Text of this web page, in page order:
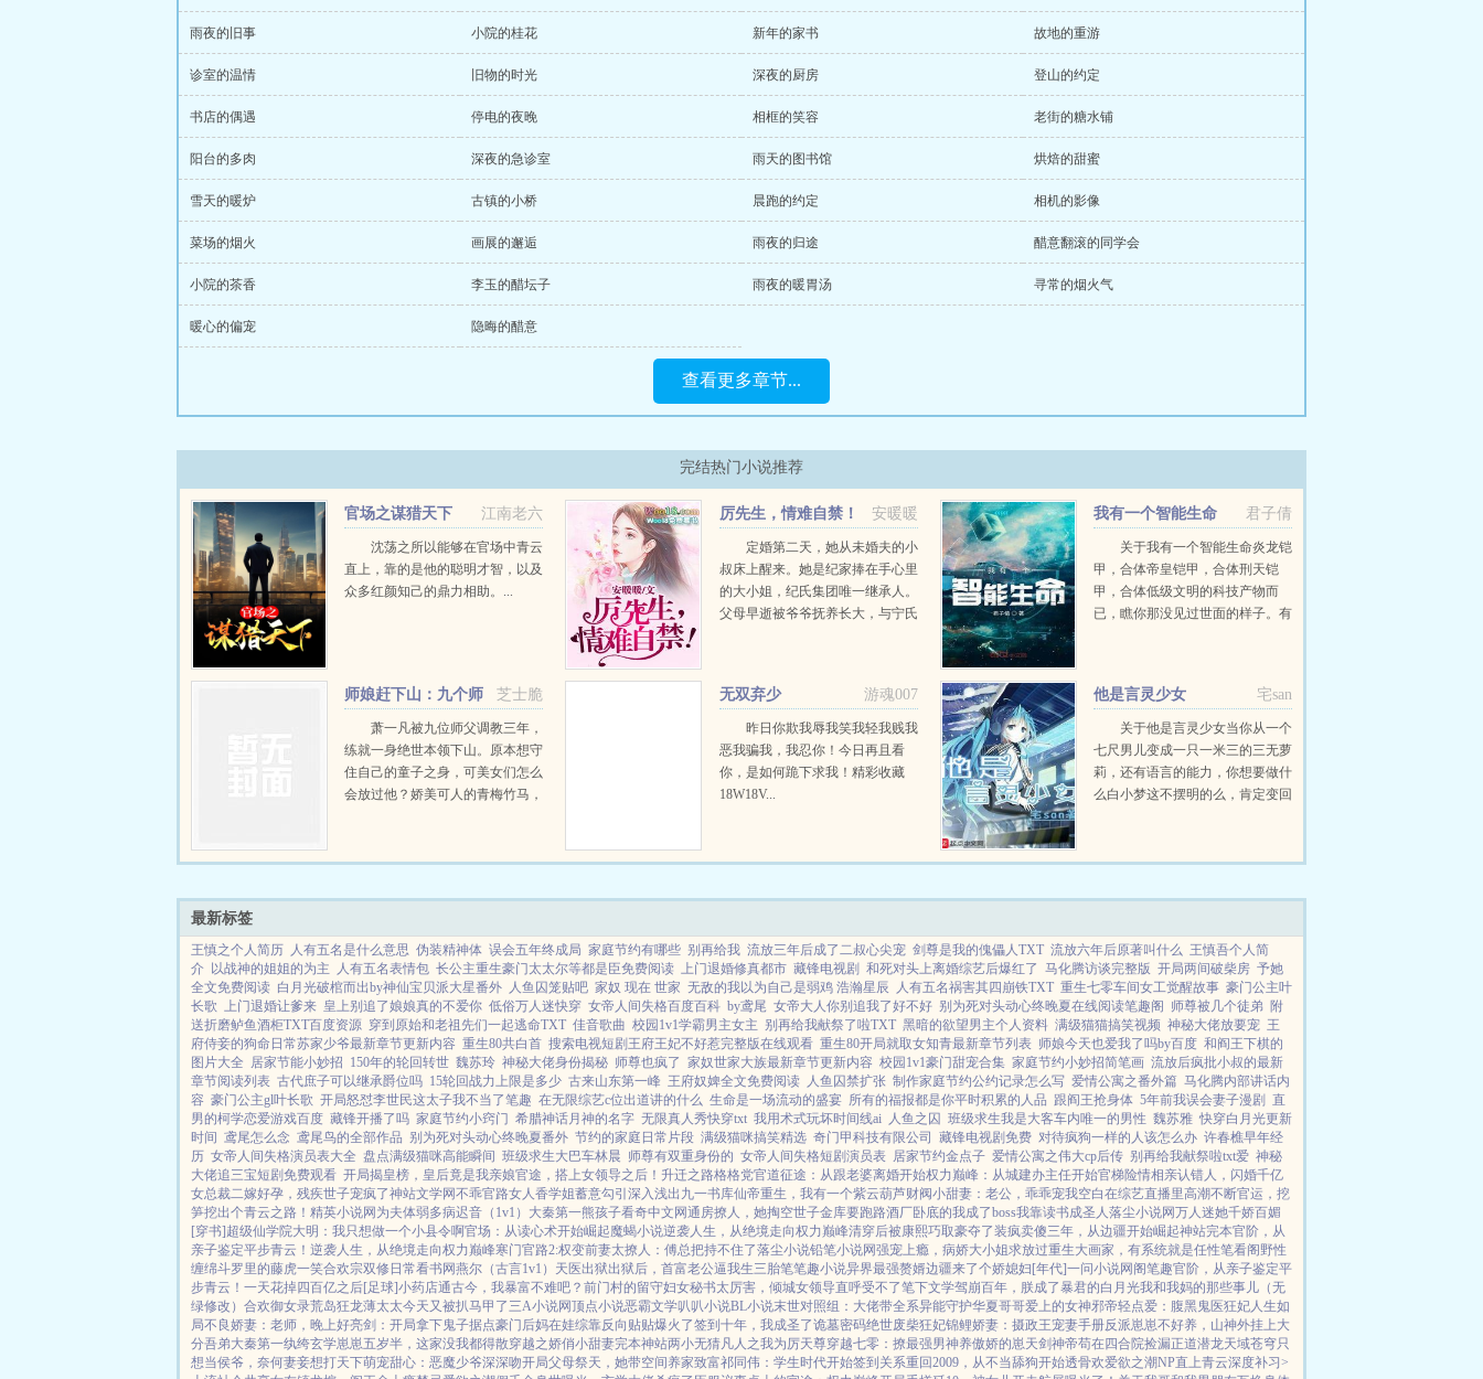
雨夜的旧事 小院的桂花 新年的家书 故地的重游
诊室的温情 旧物的时光 深夜的厨房 登山的约定
书店的偶遇 停电的夜晚 相框的笑容 老街的糖水铺
阳台的多肉 深夜的急诊室 雨天的图书馆 烘焙的甜蜜
雪天的暖炉 古镇的小桥 晨跑的约定 相机的影像
菜场的烟火 画展的邂逅 雨夜的归途 醋意翻滚的同学会
小院的茶香 李玉的醋坛子 雨夜的暖胃汤 寻常的烟火气
暖心的偏宠 隐晦的醋意
查看更多章节...
完结热门小说推荐
江南老六
官场之谋猎天下
沈荡之所以能够在官场中青云
直上，靠的是他的聪明才智，以及
众多红颜知己的鼎力相助。...
安暖暖
厉先生，情难自禁！
定婚第二天，她从未婚夫的小
叔床上醒来。她是纪家捧在手心里
的大小姐，纪氏集团唯一继承人。
父母早逝被爷爷抚养长大，与宁氏
为人生系统出了BUG！原本...
君子倩
我有一个智能生命
关于我有一个智能生命炎龙铠
甲，合体帝皇铠甲，合体刑天铠
甲，合体低级文明的科技产物而
已，瞧你那没见过世面的样子。有
芝士脆
师娘赶下山：九个师
姐绝色倾城
萧一凡被九位师父调教三年，
练就一身绝世本领下山。原本想守
住自己的童子之身，可美女们怎么
会放过他？娇美可人的青梅竹马，
城师姐！完蛋了，我被美女包围
游魂007
无双弃少
昨日你欺我辱我笑我轻我贱我
恶我骗我，我忍你！今日再且看
你，是如何跪下求我！精彩收藏
18W18V...
宅san
他是言灵少女
关于他是言灵少女当你从一个
七尺男儿变成一只一米三的三无萝
莉，还有语言的能力，你想要做什
么白小梦这不摆明的么，肯定变回
最新标签
王慎之个人简历 人有五名是什么意思 伪装精神体 误会五年终成局 家庭节约有哪些 别再给我 流放三年后成了二叔心尖宠 剑尊是我的傀儡人TXT 流放六年后原著叫什么 王慎吾个人简
介 以战神的姐姐的为主 人有五名表情包 长公主重生豪门太太尔等都是臣免费阅读 上门退婚修真都市 藏锋电视剧 和死对头上离婚综艺后爆红了 马化腾访谈完整版 开局两间破柴房 予她
全文免费阅读 白月光破棺而出by神仙宝贝派大星番外 人鱼囚笼贴吧 家奴 现在 世家 无敌的我以为自己是弱鸡 浩瀚星辰 人有五名祸害其四崩铁TXT 重生七零车间女工觉醒故事 豪门公主叶
长歌 上门退婚让爹来 皇上别追了娘娘真的不爱你 低俗万人迷快穿 女帝人间失格百度百科 by鸢尾 女帝大人你别追我了好不好 别为死对头动心终晚夏在线阅读笔趣阁 师尊被几个徒弟 附
送折磨鲈鱼酒柜TXT百度资源 穿到原始和老祖先们一起逃命TXT 佳音歌曲 校园1v1学霸男主女主 别再给我献祭了啦TXT 黑暗的欲望男主个人资料 满级猫猫搞笑视频 神秘大佬放要宠 王
府侍妾的狗命日常苏家少爷最新章节更新内容 重生80共白首 搜索电视短剧王府王妃不好惹完整版在线观看 重生80开局就取女知青最新章节列表 师娘今天也爱我了吗by百度 和阎王下棋的
图片大全 居家节能小妙招 150年的轮回转世 魏苏玲 神秘大佬身份揭秘 师尊也疯了 家奴世家大族最新章节更新内容 校园1v1豪门甜宠合集 家庭节约小妙招简笔画 流放后疯批小叔的最新
章节阅读列表 古代庶子可以继承爵位吗 15轮回战力上限是多少 古来山东第一峰 王府奴婢全文免费阅读 人鱼囚禁扩张 制作家庭节约公约记录怎么写 爱情公寓之番外篇 马化腾内部讲话内
容 豪门公主gl叶长歌 开局怒怼李世民这太子我不当了笔趣 在无限综艺c位出道讲的什么 生命是一场流动的盛宴 所有的福报都是你平时积累的人品 跟阎王抢身体 5年前我误会妻子漫剧 直
男的柯学恋爱游戏百度 藏锋开播了吗 家庭节约小窍门 希腊神话月神的名字 无限真人秀快穿txt 我用术式玩坏时间线ai 人鱼之囚 班级求生我是大客车内唯一的男性 魏苏雅 快穿白月光更新
时间 鸢尾怎么念 鸢尾鸟的全部作品 别为死对头动心终晚夏番外 节约的家庭日常片段 满级猫咪搞笑精选 奇门甲科技有限公司 藏锋电视剧免费 对待疯狗一样的人该怎么办 许春樵早年经
历 女帝人间失格演员表大全 盘点满级猫咪高能瞬间 班级求生大巴车林晨 师尊有双重身份的 女帝人间失格短剧演员表 居家节约金点子 爱情公寓之伟大cp后传 别再给我献祭啦txt爱 神秘
大佬追三宝短剧免费观看 开局揭皇榜，皇后竟是我亲娘官途，搭上女领导之后！ 升迁之路格格党官道征途：从跟老婆离婚开始权力巅峰：从城建办主任开始官梯险情相亲认错人，闪婚千亿
女总裁二嫁好孕，残疾世子宠疯了神站文学网不乖官路女人香学姐蓄意勾引 深入浅出 九一书库仙帝重生，我有一个紫云葫芦财阀小甜妻：老公，乖乖宠我空白在综艺直播里高潮不断官运，挖
笋挖出个青云之路！ 精英小说网 为夫体弱多病迟音（1v1） 大秦第一熊孩子看奇中文网通房撩人，她掏空世子金库要跑路酒厂卧底的我成了boss我靠读书成圣人落尘小说网万人迷她千娇百媚
[穿书] 超级仙学院大明：我只想做一个小县令啊官场：从读心术开始崛起魔蝎小说逆袭人生，从绝境走向权力巅峰清穿后被康熙巧取豪夺了装疯卖傻三年，从边疆开始崛起神站完本官阶，从
亲子鉴定平步青云！ 逆袭人生，从绝境走向权力巅峰寒门官路2:权变前妻太撩人：傅总把持不住了落尘小说铅笔小说网强宠上瘾，病娇大小姐求放过重生大画家，有系统就是任性笔看阁 野性
缠绵斗罗里的藤虎一笑合欢宗双修日常看书网燕尔（古言1v1） 天医出狱出狱后，首富老公逼我生三胎笔笔趣小说异界最强赘婿边疆来了个娇媳妇[年代]一问小说网 阁笔趣官阶，从亲子鉴定平
步青云！ 一天花掉四百亿之后[足球]小药店通古今，我暴富不难吧？ 前门村的留守妇女秘书太厉害，倾城女领导直呼受不了笔下文学驾崩百年，朕成了暴君的白月光我和我妈的那些事儿（无
绿修改） 合欢御女录荒岛狂龙薄太太今天又被扒马甲了 三A小说网顶点小说恶霸文学叭叭小说BL小说末世对照组：大佬带全系异能守护华夏哥哥爱上的女神邪帝轻点爱：腹黑鬼医狂妃人生如
局不良娇妻：老师，晚上好亮剑：开局拿下鬼子据点豪门后妈在娃综靠反向贴贴爆火了签到十年，我成圣了诡墓密码绝世废柴狂妃锦鲤娇妻：摄政王宠妻手册反派崽崽不好养，山神外挂上大
分吾弟大秦第一纨绔玄学崽崽五岁半，这家没我都得散穿越之娇俏小甜妻完本神站两小无猜凡人之我为厉天尊穿越七零：撩最强男神养傲娇的崽天剑神帝苟在四合院捡漏正道潜龙天域苍穹只
想当侯爷，奈何妻妾想打天下萌宠甜心：恶魔少爷深深吻开局父母祭天，她带空间养家致富祁同伟：学生时代开始签到关系重回2009，从不当舔狗开始透骨欢爱欲之潮NP直上青云深度补习>